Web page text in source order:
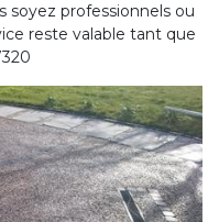
soyez professionnels ou
reste valable tant que